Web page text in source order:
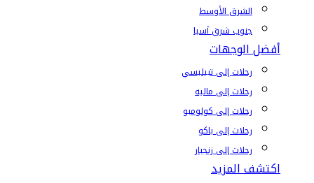
الشرق الأوسط
جنوب شرق آسيا
أفضل الوجهات
رحلات إلى تبيليسي
رحلات إلى ماليه
رحلات إلى كولومبو
رحلات إلى باكو
رحلات إلى زنجبار
اكتشف المزيد